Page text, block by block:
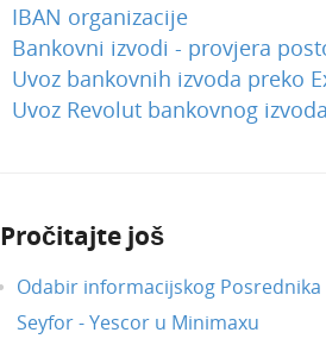
IBAN organizacije
Bankovni izvodi - provjera
Uvoz bankovnih izvoda preko
Uvoz Revolut bankovnog izvoda
Pročitajte još
Odabir informacijskog Posrednika
Seyfor - Yescor u Minimaxu